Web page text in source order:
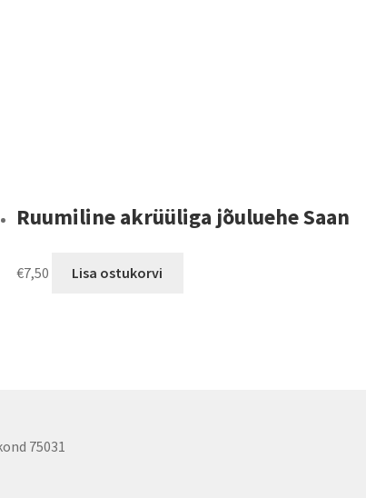
Ruumiline akrüüliga jõuluehe Saan
€7,50 Lisa ostukorvi
75031